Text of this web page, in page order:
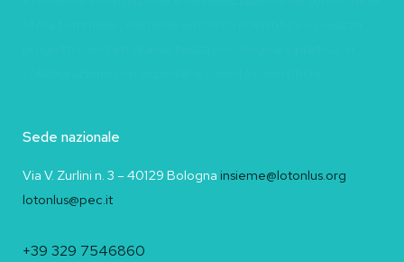
Sede nazionale
Via V. Zurlini n. 3 – 40129 Bologna insieme@lotonlus.org
lotonlus@pec.it
+39 329 7546860